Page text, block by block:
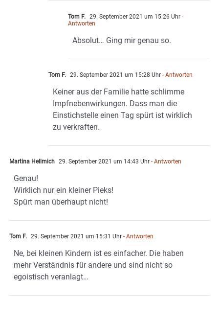
Tom F. 29. September 2021 um 15:26 Uhr -
Antworten
Absolut… Ging mir genau so.
Tom F. 29. September 2021 um 15:28 Uhr - Antworten
Keiner aus der Familie hatte schlimme
Impfnebenwirkungen. Dass man die
Einstichstelle einen Tag spürt ist wirklich
zu verkraften.
Martina Hellmich 29. September 2021 um 14:43 Uhr - Antworten
Genau!
Wirklich nur ein kleiner Pieks!
Spürt man überhaupt nicht!
Tom F. 29. September 2021 um 15:31 Uhr - Antworten
Ne, bei kleinen Kindern ist es einfacher. Die haben
mehr Verständnis für andere und sind nicht so
egoistisch veranlagt…